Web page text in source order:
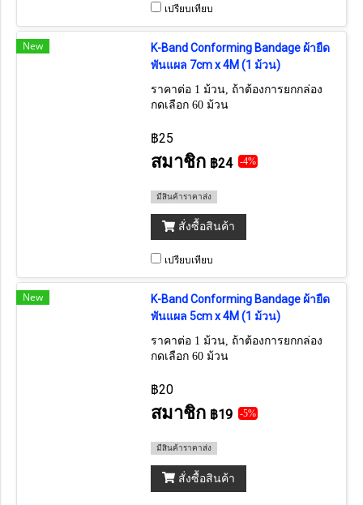
เปรียบเทียบ
New
K-Band Conforming Bandage ผ้ายืด
พันแผล 7cm x 4M (1 ม้วน)
ราคาต่อ 1 ม้วน, ถ้าต้องการยกกล่อง
กดเลือก 60 ม้วน
฿25
สมาชิก ฿24 -4%
มีสินค้าราคาส่ง
สั่งซื้อสินค้า
เปรียบเทียบ
New
K-Band Conforming Bandage ผ้ายืด
พันแผล 5cm x 4M (1 ม้วน)
ราคาต่อ 1 ม้วน, ถ้าต้องการยกกล่อง
กดเลือก 60 ม้วน
฿20
สมาชิก ฿19 -5%
มีสินค้าราคาส่ง
สั่งซื้อสินค้า